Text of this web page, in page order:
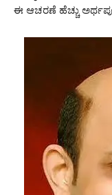
ಈ ಆಚರಣೆ ಹೆಚ್ಚು